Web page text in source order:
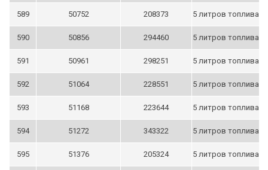
589 50752 208373 5 литров топлива
590 50856 294460 5 литров топлива
591 50961 298251 5 литров топлива
592 51064 228551 5 литров топлива
593 51168 223644 5 литров топлива
594 51272 343322 5 литров топлива
595 51376 205324 5 литров топлива